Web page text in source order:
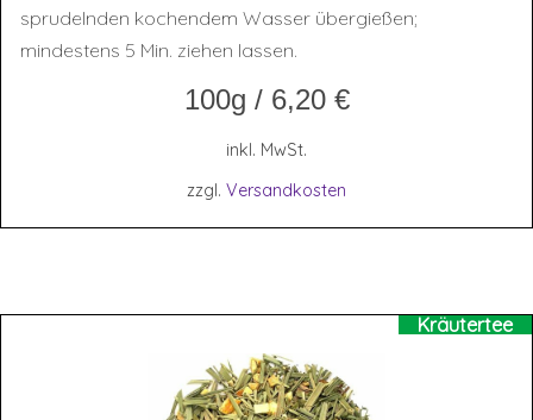
sprudelnden kochendem Wasser übergießen;
mindestens 5 Min. ziehen lassen.
100g / 6,20 €
inkl. MwSt.
zzgl. Versandkosten
Kräutertee